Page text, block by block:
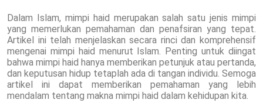
Dalam Islam, mimpi haid merupakan salah satu jenis mimpi
yang memerlukan pemahaman dan penafsiran yang tepat.
Artikel ini telah menjelaskan secara rinci dan komprehensif
mengenai mimpi haid menurut Islam. Penting untuk diingat
bahwa mimpi haid hanya memberikan petunjuk atau pertanda,
dan keputusan hidup tetaplah ada di tangan individu. Semoga
artikel ini dapat memberikan pemahaman yang lebih
mendalam tentang makna mimpi haid dalam kehidupan kita.